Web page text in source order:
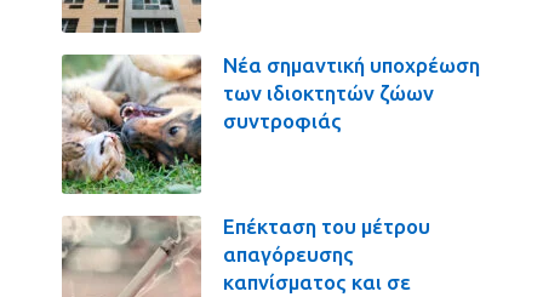
Νέα σημαντική υποχρέωση
των ιδιοκτητών ζώων
συντροφιάς
Επέκταση του μέτρου
απαγόρευσης
καπνίσματος και σε